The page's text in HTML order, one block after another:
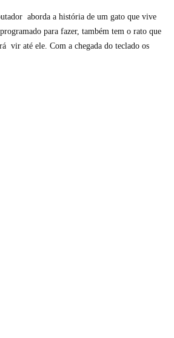
aborda a história de um gato que vive
para fazer, também tem o rato que
vir até ele. Com a chegada do teclado os